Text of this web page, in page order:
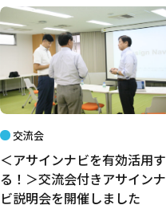
交流会
＜アサインナビを有効活用す
る！＞交流会付きアサインナ
ビ説明会を開催しました